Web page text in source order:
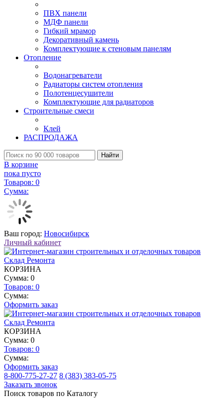
ПВХ панели
МДФ панели
Гибкий мрамор
Декоративный камень
Комплектующие к стеновым панелям
Отопление
Водонагреватели
Радиаторы систем отопления
Полотенцесушители
Комплектующие для радиаторов
Строительные смеси
Клей
РАСПРОДАЖА
Найти
В корзине
пока пусто
Товаров: 0
Сумма:
Ваш город: Новосибирск
Личный кабинет
КОРЗИНА
Сумма: 0
Товаров: 0
Сумма:
Оформить заказ
КОРЗИНА
Сумма: 0
Товаров: 0
Сумма:
Оформить заказ
8-800-775-27-27 8 (383) 383-05-75
Заказать звонок
Поиск товаров по Каталогу